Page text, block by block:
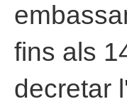
fins als
decretar